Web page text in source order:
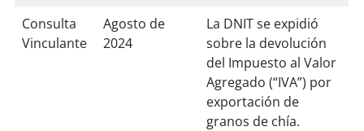
Consulta
Vinculante
Agosto de
2024
La DNIT se expidió
sobre la devolución
del Impuesto al Valor
Agregado (“IVA”) por
exportación de
granos de chía.